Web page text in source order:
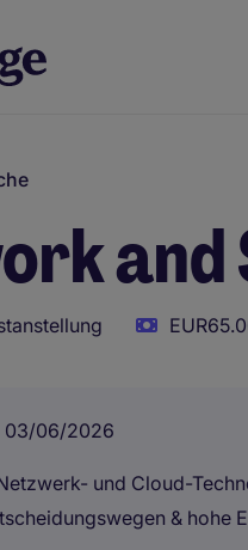
and
03/06/2026
und Cloud-
& hohe